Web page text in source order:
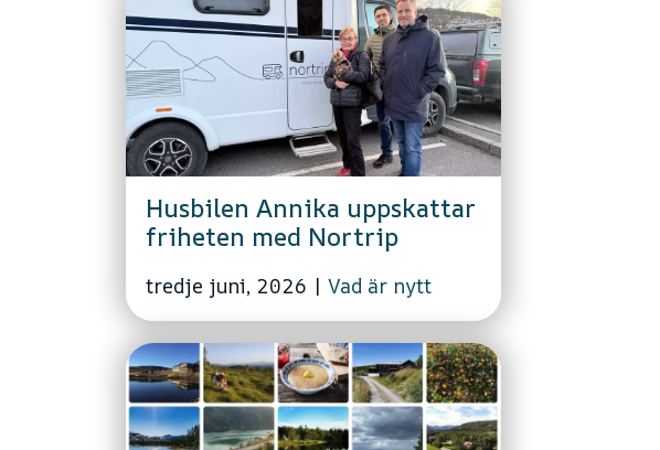
Husbilen Annika uppskattar
friheten med Nortrip
tredje juni, 2026 | Vad är nytt